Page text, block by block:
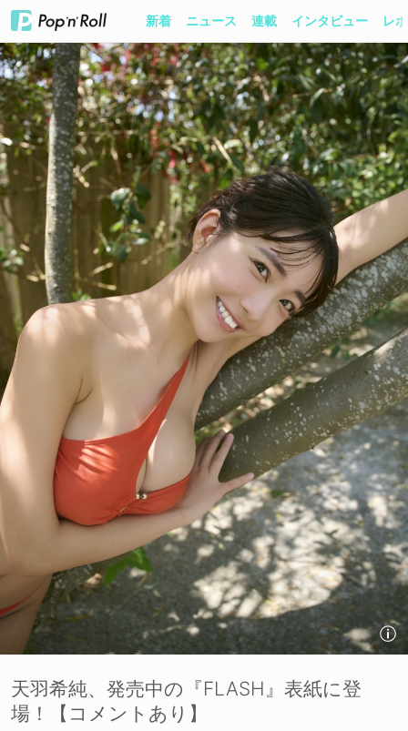
新着 ニュース 連載 インタビュー レ
天羽希純、発売中の『FLASH』表紙に登
場！【コメントあり】